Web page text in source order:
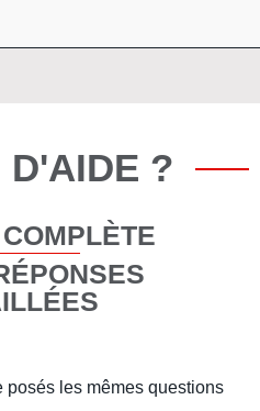
D'AIDE ?
posés les mêmes questions